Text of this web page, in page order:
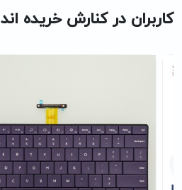
کاربران در کنارش خریده اند